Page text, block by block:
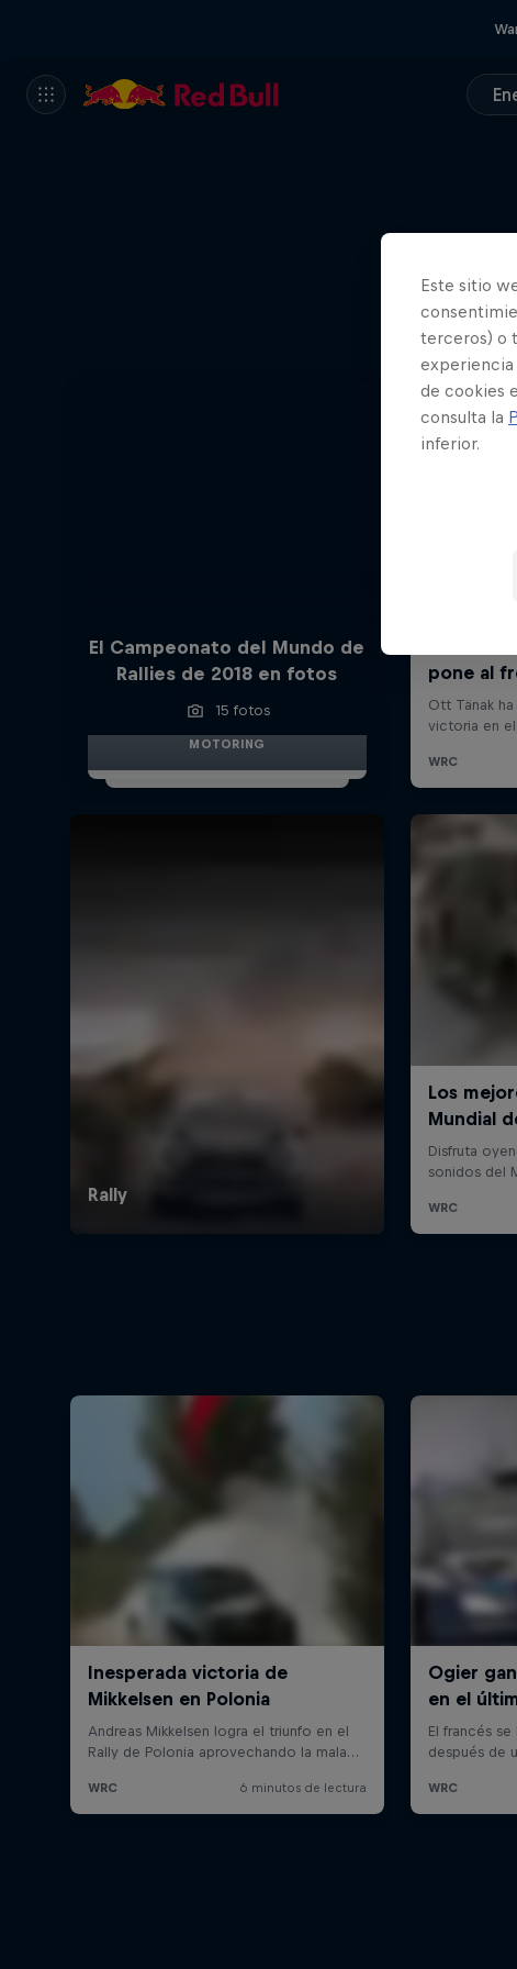
El Campeonato del Mundo de
Rallies de 2018 en fotos
15 fotos
MOTORING
Este sitio
terceros) o
experiencia
de cookies
consulta la
inferior.